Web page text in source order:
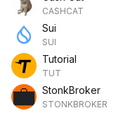
CASHCAT
Sui
SUI
Tutorial
TUT
StonkBroker
STONKBROKER